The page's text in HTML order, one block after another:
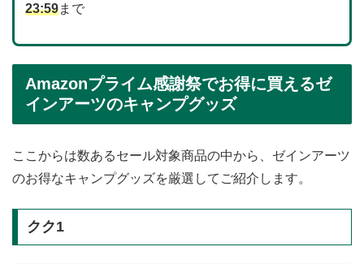
23:59まで
Amazonプライム感謝祭でお得に買えるゼ
インアーツのキャンプグッズ
ここからは数あるセール対象商品の中から、ゼインアーツ
のお得なキャンプグッズを厳選してご紹介します。
クク1